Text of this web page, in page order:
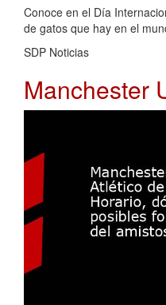
Conoce en el Día
de gatos que hay en el
SDP Noticias
Manchester